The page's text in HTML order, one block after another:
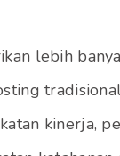
lebih
kinerja,